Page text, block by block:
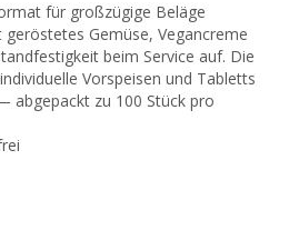
für großzügige Beläge
Gemüse, Vegancreme
beim Service auf. Die
Vorspeisen und Tabletts
abgepackt zu 100 Stück pro